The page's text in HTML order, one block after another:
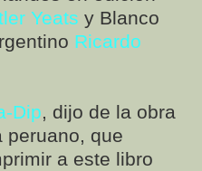
Yeats y Blanco
Ricardo
Dip, dijo de la obra
peruano, que
a este libro